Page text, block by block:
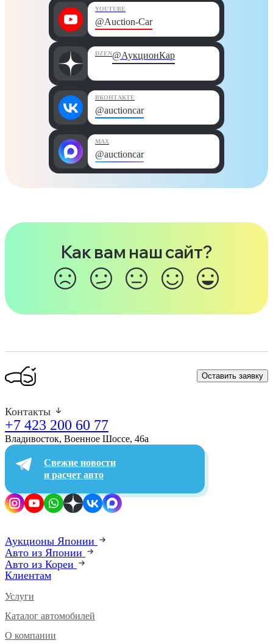
YOUTUBE
@Auction-Car
DZEN@АукционКар
ВКОНТАКТЕ
@auctioncar
MAX
@auctioncar
Как вам наш сайт?
Оставить заявку
Контакты
+7 423 200 60 77
Владивосток, Военное Шоссе, 46а​
Свежие новости
и расчет авто
Аукционы Японии
Авто из Японии
Авто из Кореи
Клиентам
Услуги
Каталог автомобилей
О компании